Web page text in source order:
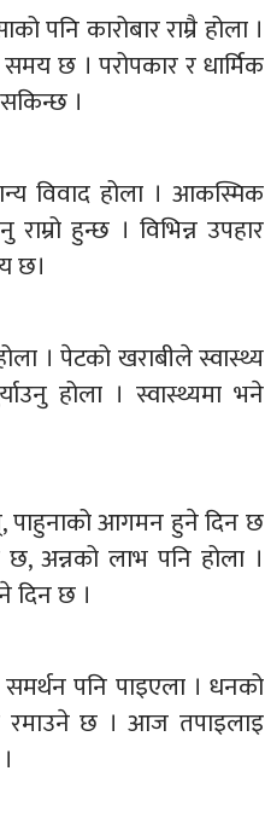
कारोबार राम्रै होला ।
छ । परोपकार र धार्मिक
।
विवाद होला । आकस्मिक
हुन्छ । विभिन्न उपहार
छ।
। पेटको खराबीले स्वास्थ्य
होला । स्वास्थ्यमा भने
पाहुनाको आगमन हुने दिन छ
अन्नको लाभ पनि होला ।
दिन छ ।
पनि पाइएला । धनको
रमाउने छ । आज तपाइलाइ